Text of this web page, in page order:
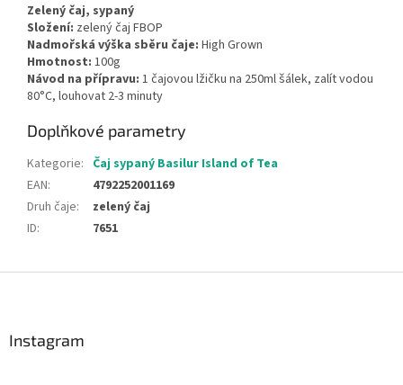
Zelený čaj, sypaný
Složení: zelený čaj FBOP
Nadmořská výška sběru čaje: High Grown
Hmotnost: 100g
Návod na přípravu: 1 čajovou lžičku na 250ml šálek, zalít vodou
80°C, louhovat 2-3 minuty
Doplňkové parametry
Kategorie: Čaj sypaný Basilur Island of Tea
EAN:
4792252001169
Druh čaje:
zelený čaj
ID: 7651
Instagram